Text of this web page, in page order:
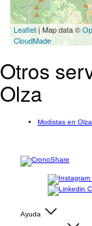
Leaflet| Map data ©
CloudMade
Otros
Olza
Modistas en Olza
Ayuda